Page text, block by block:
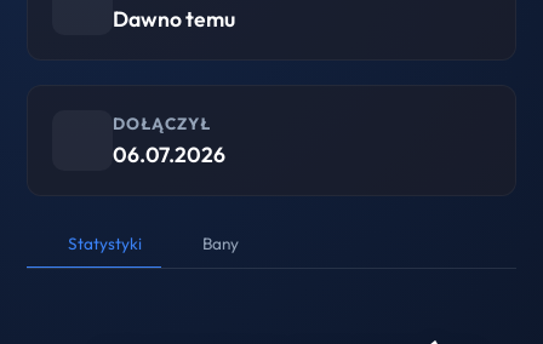
Dawno temu
DOŁĄCZYŁ
06.07.2026
Statystyki Bany